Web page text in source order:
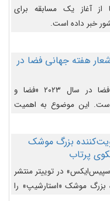
از آغاز یک مسابقه برای
خبر داده است.
هفته جهانی فضا در
موضوع هفته جهانی فضا در سال ۲۰۲۳ «فضا و
است. این موضوع به اهمیت
فضایی و مزایای جدیدی که
می‌کنند، می‌پردازد.
بزرگ موشک
پرتاب
در توییتر منتشر
بزرگ موشک «استارشیپ» را